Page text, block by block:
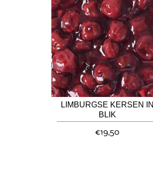
LIMBURGSE KERSEN IN
BLIK
€19,50